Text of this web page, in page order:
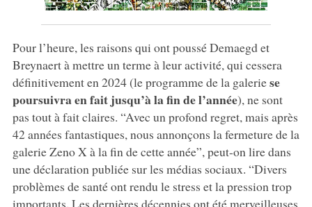
Pour l’heure, les raisons qui ont poussé Demaegd et
Breynaert à mettre un terme à leur activité, qui cessera
définitivement en 2024 (le programme de la galeriese
poursuivra en fait jusqu’à la fin de l’année), ne sont
pas tout à fait claires. “Avec un profond regret, mais après
42 années fantastiques, nous annonçons la fermeture de la
galerie Zeno X à la fin de cette année”, peut-on lire dans
une déclaration publiée sur les médias sociaux. “Divers
problèmes de santé ont rendu le stress et la pression trop
importants. Les dernières décennies ont été merveilleuses